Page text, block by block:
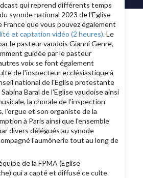
qui reprend différents temps
synode national 2023 de l'Eglise
que vous pouvez également
et captation vidéo (2 heures). Le
le pasteur vaudois Gianni Genre,
guidée par le pasteur
voix se font également
de l'inspecteur ecclésiastique à
national de l'Eglise protestante
Baral de l'Eglise vaudoise ainsi
la chorale de l'inspection
l'orgue et son organiste de la
à Paris ainsi que l'ensemble
divers délégués au synode
l'aumônerie tout au long de
de la FPMA (Eglise
qui a capté et diffusé ce culte.